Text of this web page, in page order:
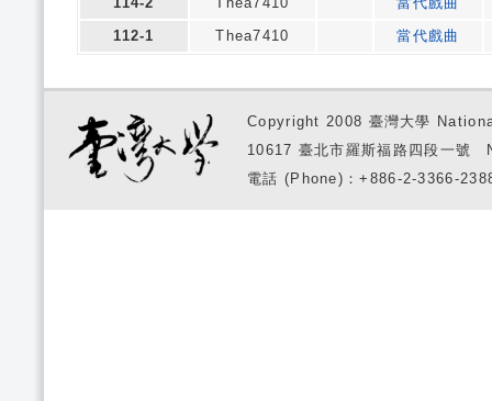
112-1
Thea7410 當代戲曲
Copyright 2008 臺灣大學
10617 臺北市羅斯福路四段一
電話 (Phone)：+886-2-3366-